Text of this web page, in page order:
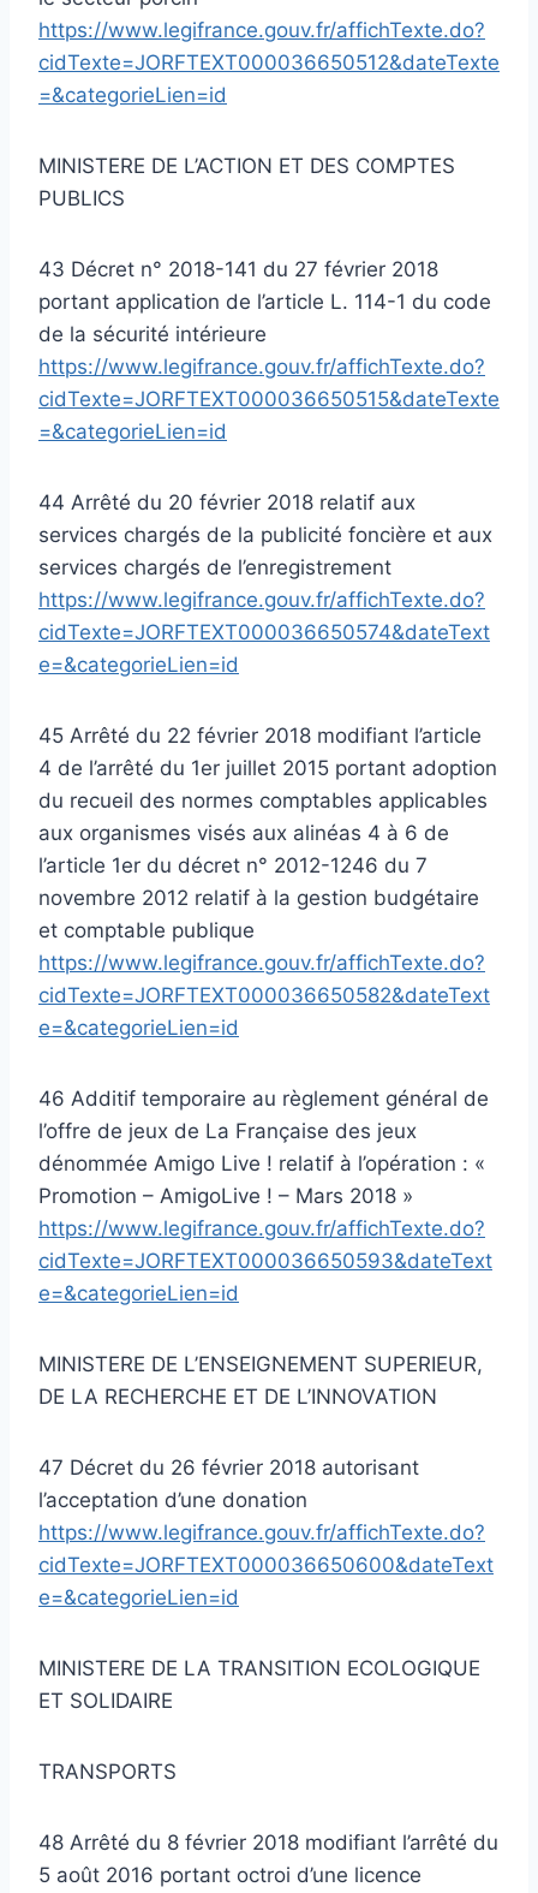
https://www.legifrance.gouv.fr/affichTexte.do?
cidTexte=JORFTEXT000036650512&dateTexte
=&categorieLien=id
MINISTERE DE L’ACTION ET DES COMPTES
PUBLICS
43 Décret n° 2018-141 du 27 février 2018
portant application de l’article L. 114-1 du code
de la sécurité intérieure
https://www.legifrance.gouv.fr/affichTexte.do?
cidTexte=JORFTEXT000036650515&dateTexte
=&categorieLien=id
44 Arrêté du 20 février 2018 relatif aux
services chargés de la publicité foncière et aux
services chargés de l’enregistrement
https://www.legifrance.gouv.fr/affichTexte.do?
cidTexte=JORFTEXT000036650574&dateText
e=&categorieLien=id
45 Arrêté du 22 février 2018 modifiant l’article
4 de l’arrêté du 1er juillet 2015 portant adoption
du recueil des normes comptables applicables
aux organismes visés aux alinéas 4 à 6 de
l’article 1er du décret n° 2012-1246 du 7
novembre 2012 relatif à la gestion budgétaire
et comptable publique
https://www.legifrance.gouv.fr/affichTexte.do?
cidTexte=JORFTEXT000036650582&dateText
e=&categorieLien=id
46 Additif temporaire au règlement général de
l’offre de jeux de La Française des jeux
dénommée Amigo Live ! relatif à l’opération : «
Promotion – AmigoLive ! – Mars 2018 »
https://www.legifrance.gouv.fr/affichTexte.do?
cidTexte=JORFTEXT000036650593&dateText
e=&categorieLien=id
MINISTERE DE L’ENSEIGNEMENT SUPERIEUR,
DE LA RECHERCHE ET DE L’INNOVATION
47 Décret du 26 février 2018 autorisant
l’acceptation d’une donation
https://www.legifrance.gouv.fr/affichTexte.do?
cidTexte=JORFTEXT000036650600&dateText
e=&categorieLien=id
MINISTERE DE LA TRANSITION ECOLOGIQUE
ET SOLIDAIRE
TRANSPORTS
48 Arrêté du 8 février 2018 modifiant l’arrêté du
5 août 2016 portant octroi d’une licence